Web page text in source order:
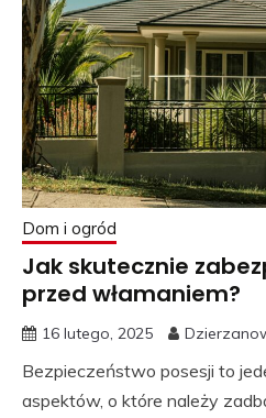
Dom i ogród
Jak skutecznie
przed włamaniem?
16 lutego, 2025
Bezpieczeństwo posesji to
aspektów, o które należy